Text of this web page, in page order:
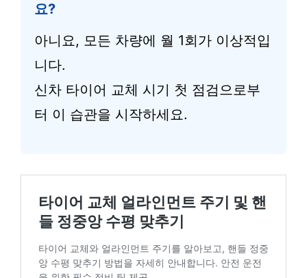
요?
아니요, 모든 차량에 월 1회가 이상적입
니다.
신차 타이어 교체 시기 첫 점검으로부
터 이 습관을 시작하세요.